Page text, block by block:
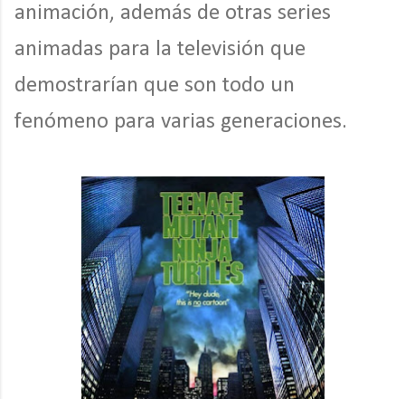
animación, además de otras series
animadas para la televisión que
demostrarían que son todo un
fenómeno para varias generaciones.